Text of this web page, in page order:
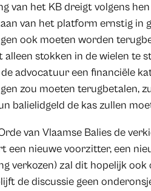
van het KB dreigt volgens
van het platform ernstig in
ook moeten worden
alleen stokken in de wielen te
advocatuur een financiële
zou moeten terugbetalen,
balielidgeld de kas zullen
van Vlaamse Balies de
een nieuwe voorzitter, een
verkozen) zal dit hopelijk
de discussie geen